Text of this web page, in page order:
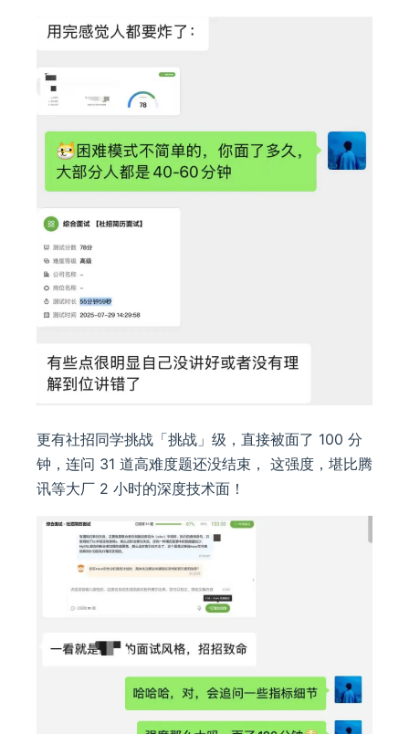
更有社招同学挑战「挑战」级，直接被面了 100 分
钟，连问 31 道高难度题还没结束， 这强度，堪比腾
讯等大厂 2 小时的深度技术面！